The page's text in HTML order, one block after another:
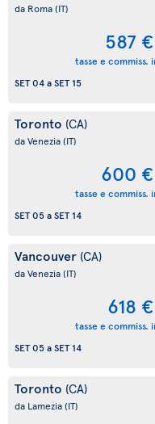
da Roma(IT)
587 €
tasse e commiss.
SET 04aSET 15
Toronto (CA)
da Venezia(IT)
600 €
tasse e commiss.
SET 05aSET 14
Vancouver (CA)
da Venezia(IT)
618 €
tasse e commiss.
SET 05aSET 14
Toronto (CA)
da Lamezia(IT)